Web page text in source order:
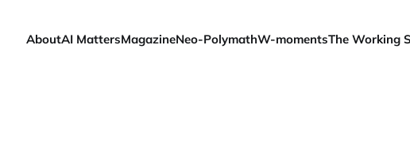
AboutAI MattersMagazineNeo-PolymathW-momentsThe Working